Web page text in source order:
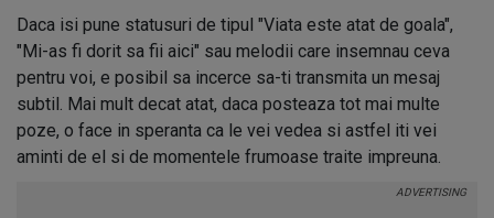
Daca isi pune statusuri de tipul "Viata este atat de goala",
"Mi-as fi dorit sa fii aici" sau melodii care insemnau ceva
pentru voi, e posibil sa incerce sa-ti transmita un mesaj
subtil. Mai mult decat atat, daca posteaza tot mai multe
poze, o face in speranta ca le vei vedea si astfel iti vei
aminti de el si de momentele frumoase traite impreuna.